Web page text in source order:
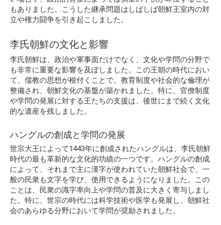
もありました。こうした継承問題はしばしば朝鮮王室内の対
立や権力闘争を引き起こしました。
李氏朝鮮の文化と影響
李氏朝鮮は、政治や軍事面だけでなく、文化や学問の分野で
も非常に重要な影響を及ぼしました。この王朝の時代におい
て、儒教の思想が根付くことで、教育制度や社会的な倫理が
整備され、朝鮮文化の基盤が築かれました。特に、官僚制度
や学問の発展に対する王たちの支援は、後世にまで続く文化
的な遺産を残しました。
ハングルの創成と学問の発展
世宗大王によって1443年に創成されたハングルは、李氏朝鮮
時代の最も革新的な文化的功績の一つです。ハングルの創成
によって、それまで主に漢字が使われていた朝鮮社会で、一
般の民衆も文字を学び、使用できるようになりました。この
ことは、民衆の識字率向上や学問の普及に大きく寄与しまし
た。特に、世宗の時代には科学技術や医学も発展し、朝鮮社
会のあらゆる分野において学問が奨励されました。